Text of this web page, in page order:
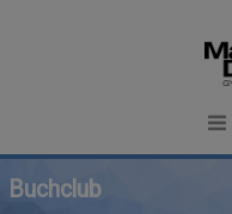
Startseite
Buchclub